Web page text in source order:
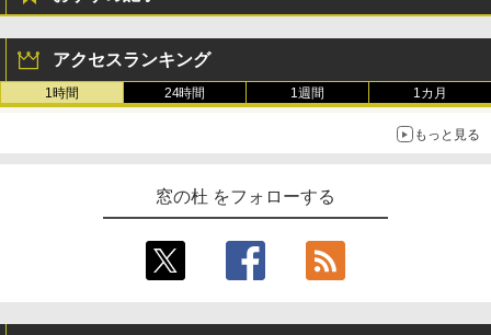
アクセスランキング
1時間 24時間 1週間 1カ月
もっと見る
窓の杜 をフォローする